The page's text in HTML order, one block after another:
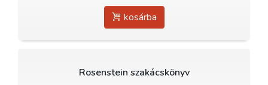
kosárba
Rosenstein szakácskönyv